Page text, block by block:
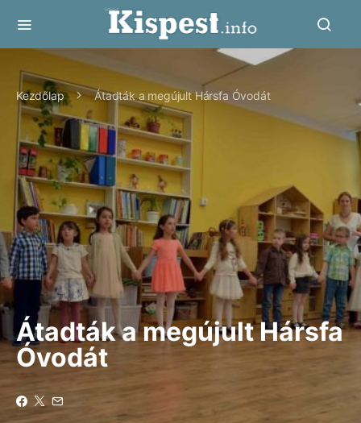
Kezdőlap Átadták a megújult Hársfa Óvodát
Átadták a megújult Hársfa
Óvodát